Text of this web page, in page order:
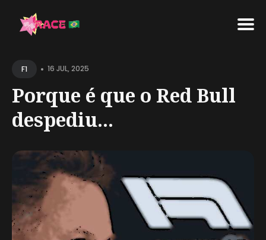
for
F1 • 16 JUL, 2025
Porque é que o Red Bull
despediu...